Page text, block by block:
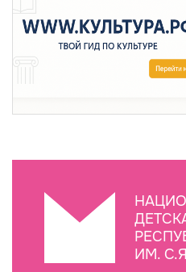
ИМ.